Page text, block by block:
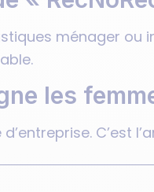
ménager ou
les
C’est